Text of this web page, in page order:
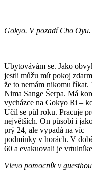
Gokyo. V pozadí Cho Oyu.
Ubytovávám se. Jako
jestli můžu mít pokoj
že to nemám nikomu
Nima Sange Šerpa. Má
vycházce na Gokyo Ri –
Učil se půl roku. Pracuje
největších. On působí i
prý 24, ale vypadá na víc –
podmínky v horách. V
60 a evakuovali je
Vlevo pomocník v